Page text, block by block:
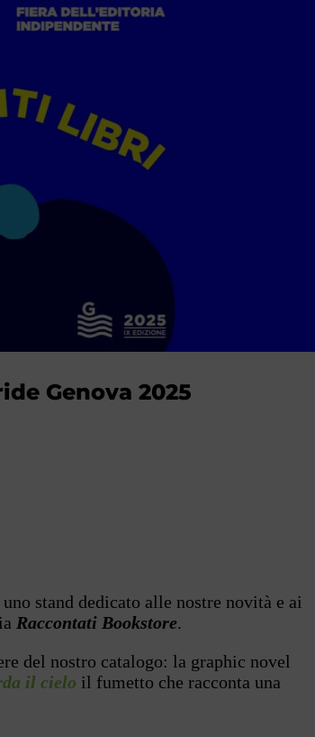
Genova 2025
uno stand dedicato alle nostre novità e ai
Raccontati Bookstore.
del nostro catalogo: la graphic novel
il cielo il fumetto che racconta una